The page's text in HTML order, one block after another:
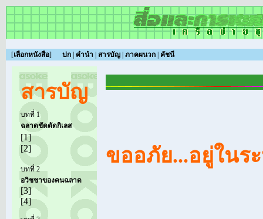
[เลือกหนังสือ] ปก คำนำ สารบัญ ภาคผนวก คัชนี
สารบัญ
บทที่ 1
ฉลาดชัดตัดกิเลส
[1]
[2]
บทที่ 2
อวิชชาของคนฉลาด
[3]
[4]
ขออภัย...อยู่ในร